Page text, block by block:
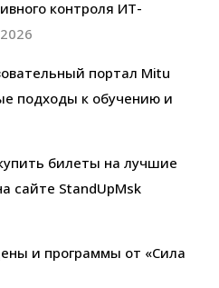
контроля ИТ-
портал Mitu
подходы к обучению и
билеты на лучшие
сайте StandUpMsk
и программы от «Сила